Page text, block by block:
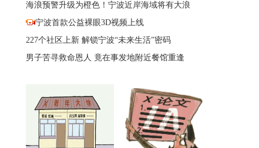
海浪预警升级为橙色！宁波近岸海域将有大浪
宁波首款公益裸眼3D视频上线
227个社区上新 解锁宁波“未来生活”密码
男子苦寻救命恩人 竟在事发地附近餐馆重逢